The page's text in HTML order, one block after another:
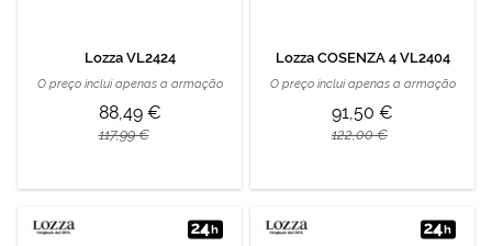
Lozza VL2424
O preço inclui apenas a armação
88,49 €
117,99 €
Lozza COSENZA 4 VL2404
O preço inclui apenas a armação
91,50 €
122,00 €